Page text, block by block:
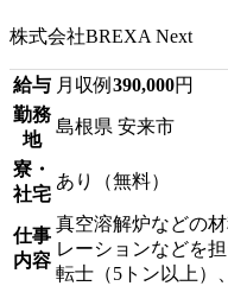
株式会社BREXA Next
給与 月収例 390,000円
勤務
地
島根県 安来市
寮・
社宅
あり（無料）
仕事
内容
真空溶解炉などの
レーションなどを
転士（5トン以上）